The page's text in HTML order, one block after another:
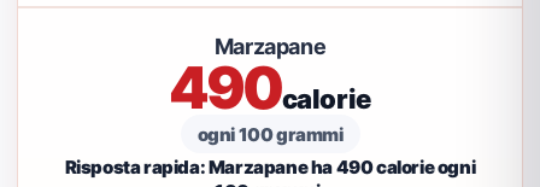
Marzapane
490calorie
ogni 100 grammi
Risposta rapida: Marzapane ha 490 calorie ogni